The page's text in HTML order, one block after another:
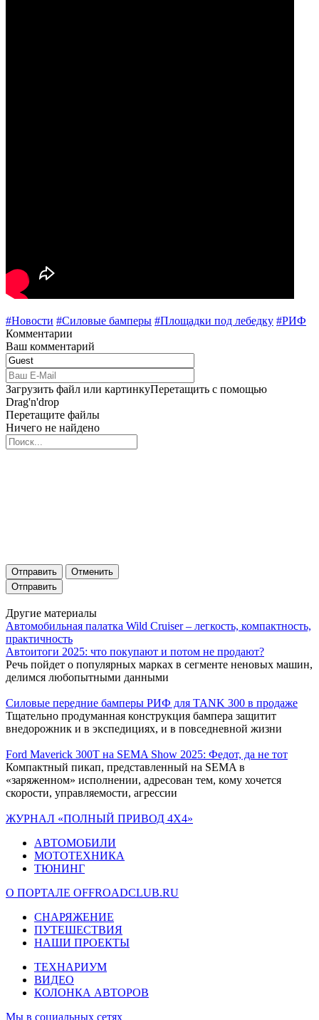
#Новости #Силовые бамперы #Площадки под лебедку #РИФ
Комментарии
Ваш комментарий
Загрузить файл или картинкуПеретащить с помощью
Drag'n'drop
Перетащите файлы
Ничего не найдено
Отправить Отменить
Другие материалы
Автомобильная палатка Wild Cruiser – легкость, компактность,
практичность
Автоитоги 2025: что покупают и потом не продают?
Речь пойдет о популярных марках в сегменте неновых машин,
делимся любопытными данными
Силовые передние бамперы РИФ для TANK 300 в продаже
Тщательно продуманная конструкция бампера защитит
внедорожник и в экспедициях, и в повседневной жизни
Ford Maverick 300T на SEMA Show 2025: Федот, да не тот
Компактный пикап, представленный на SEMA в
«заряженном» исполнении, адресован тем, кому хочется
скорости, управляемости, агрессии
ЖУРНАЛ «ПОЛНЫЙ ПРИВОД 4Х4»
АВТОМОБИЛИ
МОТОТЕХНИКА
ТЮНИНГ
О ПОРТАЛЕ OFFROADCLUB.RU
СНАРЯЖЕНИЕ
ПУТЕШЕСТВИЯ
НАШИ ПРОЕКТЫ
ТЕХНАРИУМ
ВИДЕО
КОЛОНКА АВТОРОВ
Мы в социальных сетях